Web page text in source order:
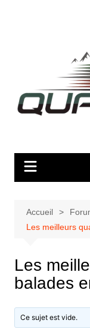
Accueil
Les meilleurs
Les
balades
Ce sujet est vide.